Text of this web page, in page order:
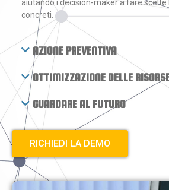
aiutando i decision-maker a fare scelte
concreti.
AZIONE PREVENTIVA
OTTIMIZZAZIONE DELLE
GUARDARE AL FUTURO
RICHIEDI LA DEMO